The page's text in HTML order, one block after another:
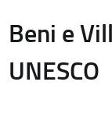
Beni e
UNESCO